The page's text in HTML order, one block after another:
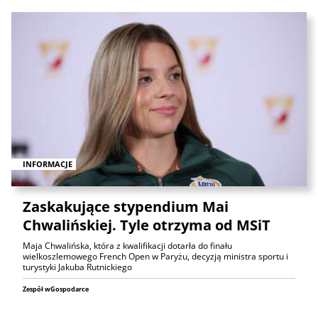
INFORMACJE
Zaskakujące stypendium Mai
Chwalińskiej. Tyle otrzyma od MSiT
Maja Chwalińska, która z kwalifikacji dotarła do finału
wielkoszlemowego French Open w Paryżu, decyzją ministra sportu i
turystyki Jakuba Rutnickiego
Zespół wGospodarce